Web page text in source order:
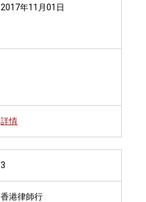
2017年11月01日
詳情
3
香港律師行